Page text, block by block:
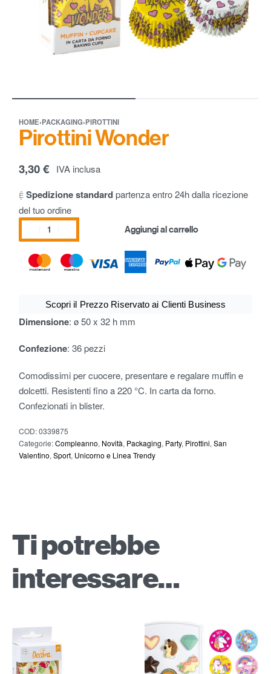
HOME›PACKAGING›PIROTTINI
Pirottini Wonder
3,30€ IVA inclusa
Spedizione standardpartenza entro 24h dalla ricezione
del tuo ordine
Aggiungi al carrello
Scopri il Prezzo Riservato ai Clienti Business
Dimensione: ø 50 x 32 h mm
Confezione: 36 pezzi
Comodissimi per cuocere, presentare e regalare muffin e
dolcetti. Resistenti fino a 220 °C. In carta da forno.
Confezionati in blister.
COD:0339875
Categorie:Compleanno, Novità, Packaging, Party, Pirottini,San
Valentino,Sport, Unicorno e Linea Trendy
Ti potrebbe
interessare…